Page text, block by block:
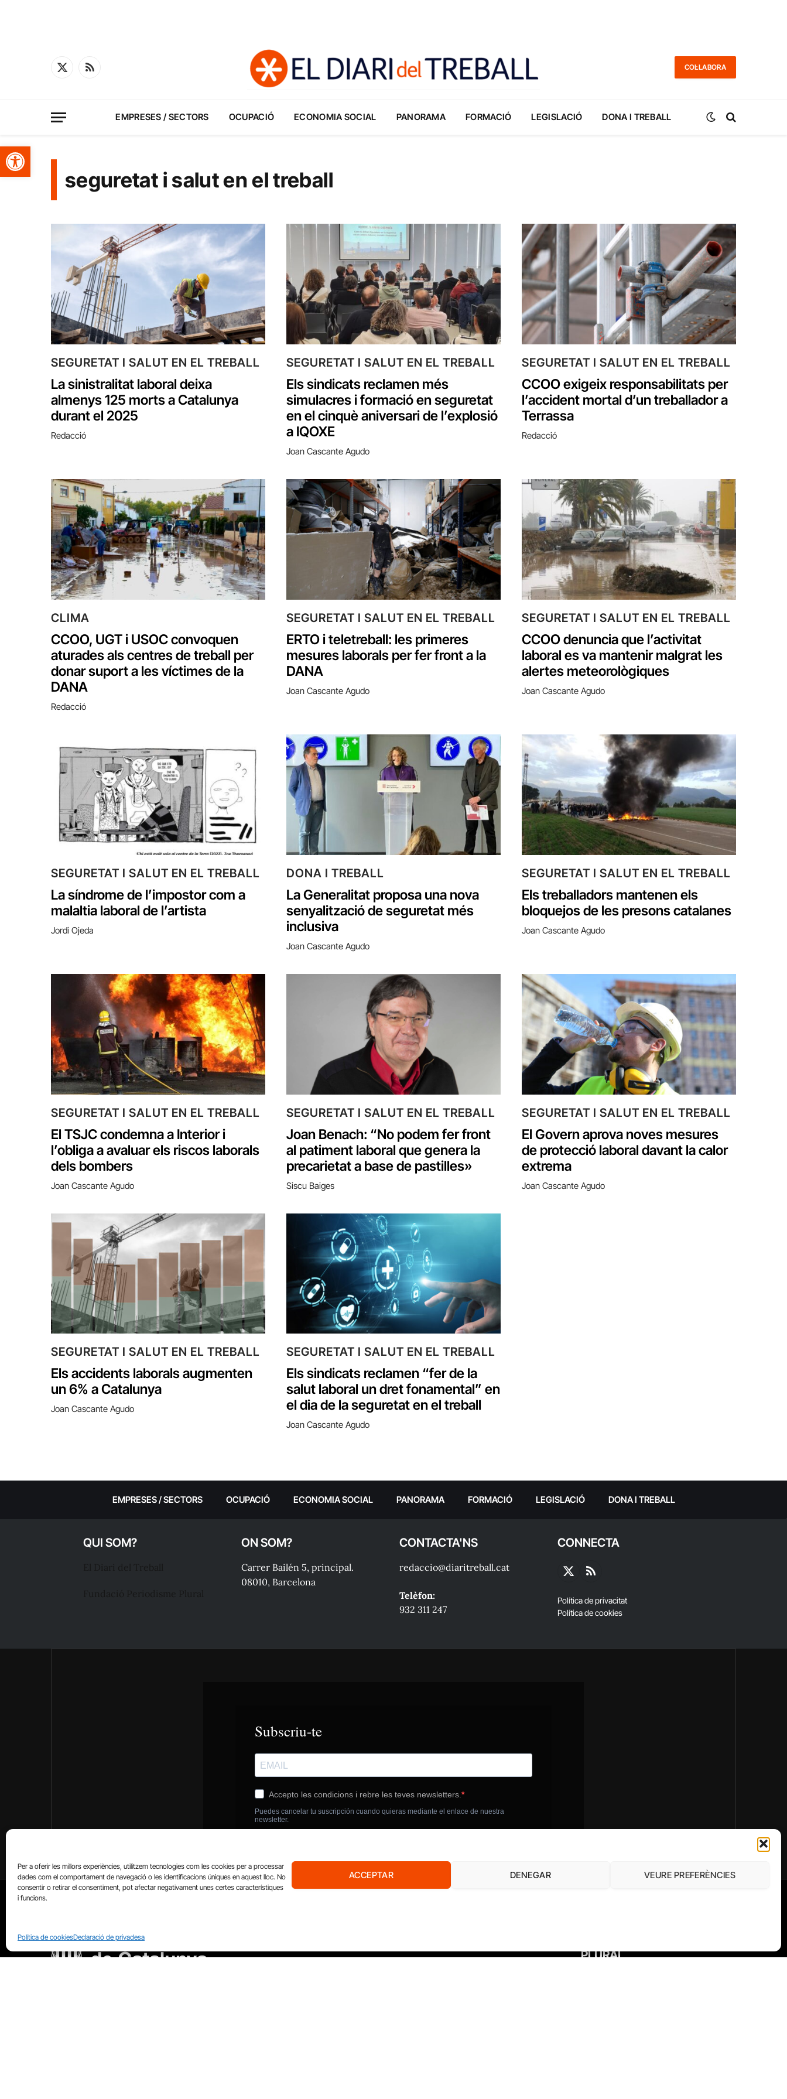
Obre la barra d'eines
Per a oferir les millors experiències, utilitzem tecnologies com les cookies per a processar
dades com el comportament de navegació o les identificacions úniques en aquest lloc. No
consentir o retirar el consentiment, pot afectar negativament unes certes característiques
i funcions.
ACCEPTAR DENEGAR VEURE PREFERÈNCIES
Política de cookiesDeclaració de privadesa
X
RSS
COL·LABORA
EMPRESES / SECTORS OCUPACIÓ ECONOMIA SOCIAL PANORAMA FORMACIÓ LEGISLACIÓ DONA I TREBALL
seguretat i salut en el treball
SEGURETAT I SALUT EN EL TREBALL
La sinistralitat laboral deixa
almenys 125 morts a Catalunya
durant el 2025
Redacció
SEGURETAT I SALUT EN EL TREBALL
Els sindicats reclamen més
simulacres i formació en seguretat
en el cinquè aniversari de l’explosió
a IQOXE
Joan Cascante Agudo
SEGURETAT I SALUT EN EL TREBALL
CCOO exigeix responsabilitats per
l’accident mortal d’un treballador a
Terrassa
Redacció
CLIMA
CCOO, UGT i USOC convoquen
aturades als centres de treball per
donar suport a les víctimes de la
DANA
Redacció
SEGURETAT I SALUT EN EL TREBALL
ERTO i teletreball: les primeres
mesures laborals per fer front a la
DANA
Joan Cascante Agudo
SEGURETAT I SALUT EN EL TREBALL
CCOO denuncia que l’activitat
laboral es va mantenir malgrat les
alertes meteorològiques
Joan Cascante Agudo
SEGURETAT I SALUT EN EL TREBALL
La síndrome de l’impostor com a
malaltia laboral de l’artista
Jordi Ojeda
DONA I TREBALL
La Generalitat proposa una nova
senyalització de seguretat més
inclusiva
Joan Cascante Agudo
SEGURETAT I SALUT EN EL TREBALL
Els treballadors mantenen els
bloquejos de les presons catalanes
Joan Cascante Agudo
SEGURETAT I SALUT EN EL TREBALL
El TSJC condemna a Interior i
l’obliga a avaluar els riscos laborals
dels bombers
Joan Cascante Agudo
SEGURETAT I SALUT EN EL TREBALL
Joan Benach: “No podem fer front
al patiment laboral que genera la
precarietat a base de pastilles»
Siscu Baiges
SEGURETAT I SALUT EN EL TREBALL
El Govern aprova noves mesures
de protecció laboral davant la calor
extrema
Joan Cascante Agudo
SEGURETAT I SALUT EN EL TREBALL
Els accidents laborals augmenten
un 6% a Catalunya
Joan Cascante Agudo
SEGURETAT I SALUT EN EL TREBALL
Els sindicats reclamen “fer de la
salut laboral un dret fonamental” en
el dia de la seguretat en el treball
Joan Cascante Agudo
EMPRESES / SECTORS OCUPACIÓ ECONOMIA SOCIAL PANORAMA FORMACIÓ LEGISLACIÓ DONA I TREBALL
QUI SOM? ON SOM?
Carrer Bailén 5, principal.
08010, Barcelona
CONTACTA'NS
redaccio@diaritreball.cat
Telèfon:
932 311 247
CONNECTA
X
RSS
Política de privacitat
Política de cookies
PLURAL